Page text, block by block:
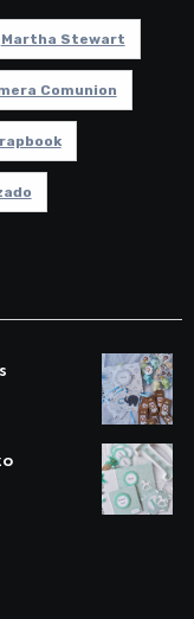
Martha Stewart
Comunion